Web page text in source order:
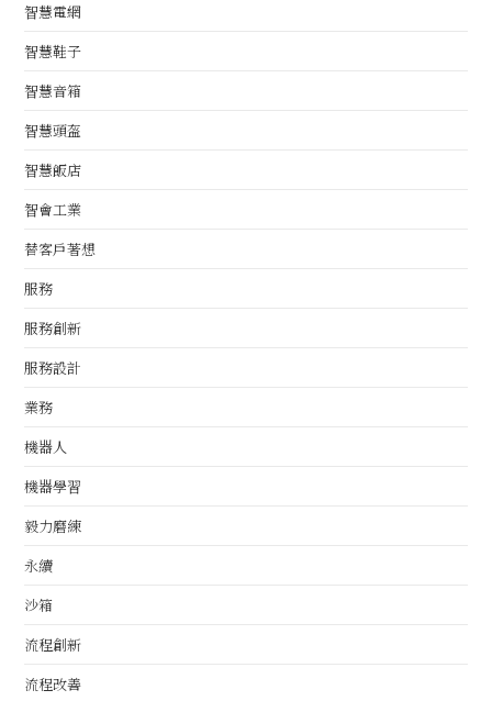
智慧電網
智慧鞋子
智慧音箱
智慧頭盔
智慧飯店
智會工業
替客戶著想
服務
服務創新
服務設計
業務
機器人
機器學習
毅力磨練
永續
沙箱
流程創新
流程改善